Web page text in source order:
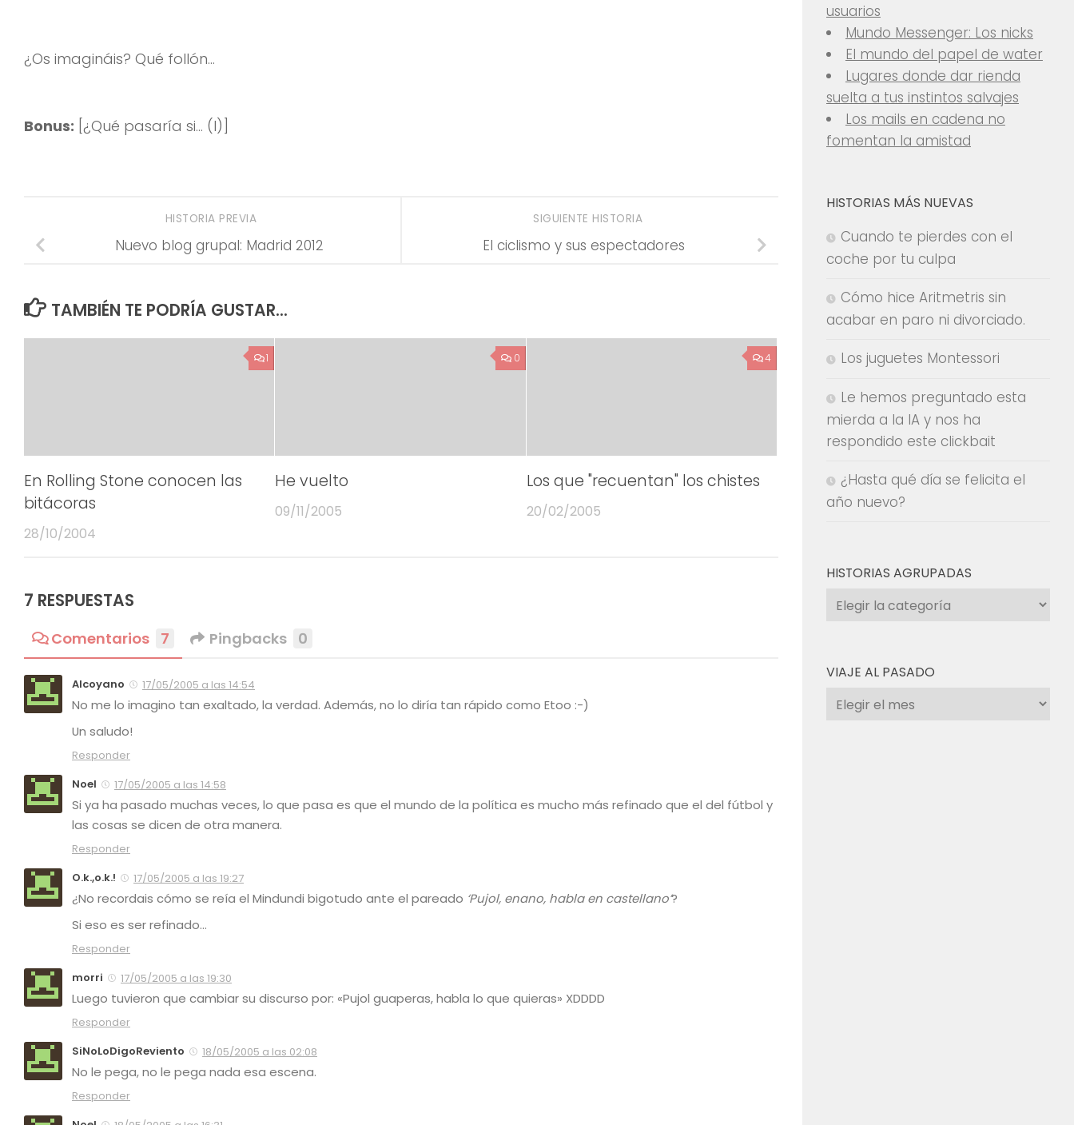
¿Os imagináis? Qué follón…
Bonus: [¿Qué pasaría si… (I)]
SIGUIENTE HISTORIA
El ciclismo y sus espectadores
HISTORIA PREVIA
Nuevo blog grupal: Madrid 2012
TAMBIÉN TE PODRÍA GUSTAR...
1
En Rolling Stone conocen las
bitácoras
28/10/2004
0
He vuelto
09/11/2005
4
Los que "recuentan" los chistes
20/02/2005
7 RESPUESTAS
Comentarios 7 Pingbacks 0
Alcoyano 17/05/2005 a las 14:54
No me lo imagino tan exaltado, la verdad. Además, no lo diría tan rápido como Etoo :-)
Un saludo!
Responder
Noel
17/05/2005 a las 14:58
Si ya ha pasado muchas veces, lo que pasa es que el mundo de la política es mucho más refinado que el del fútbol y
las cosas se dicen de otra manera.
Responder
O.k.,o.k.!
17/05/2005 a las 19:27
¿No recordais cómo se reía el Mindundi bigotudo ante el pareado ‘Pujol, enano, habla en castellano’?
Si eso es ser refinado…
Responder
morri
17/05/2005 a las 19:30
Luego tuvieron que cambiar su discurso por: «Pujol guaperas, habla lo que quieras» XDDDD
Responder
SiNoLoDigoReviento
18/05/2005 a las 02:08
No le pega, no le pega nada esa escena.
Responder
usuarios
Mundo Messenger: Los nicks
El mundo del papel de water
Lugares donde dar rienda
suelta a tus instintos salvajes
Los mails en cadena no
fomentan la amistad
HISTORIAS MÁS NUEVAS
Cuando te pierdes con el
coche por tu culpa
Cómo hice Aritmetris sin
acabar en paro ni divorciado.
Los juguetes Montessori
Le hemos preguntado esta
mierda a la IA y nos ha
respondido este clickbait
¿Hasta qué día se felicita el
año nuevo?
HISTORIAS AGRUPADAS
Historias
agrupadas
VIAJE AL PASADO
Viaje